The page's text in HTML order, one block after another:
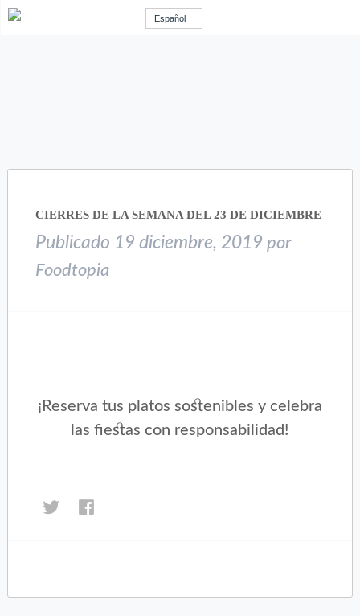
Español
CIERRES DE LA SEMANA DEL 23 DE DICIEMBRE
Publicado 19 diciembre, 2019 por
Foodtopia
¡Reserva tus platos sostenibles y celebra
las fiestas con responsabilidad!
Haz
clic
TwitterFacebook